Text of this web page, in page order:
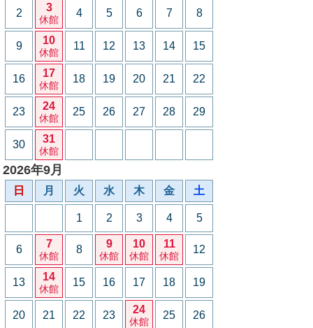
2 3
休館
4 5 6 7 8
9 10
休館
11 12 13 14 15
16 17
休館
18 19 20 21 22
23 24
休館
25 26 27 28 29
30 31
休館
2026年9月
日 月 火 水 木 金 土
1 2 3 4 5
6 7
休館
8 9
休館
10
休館
11
休館
12
13 14
休館
15 16 17 18 19
20 21 22 23 24
休館
25 26